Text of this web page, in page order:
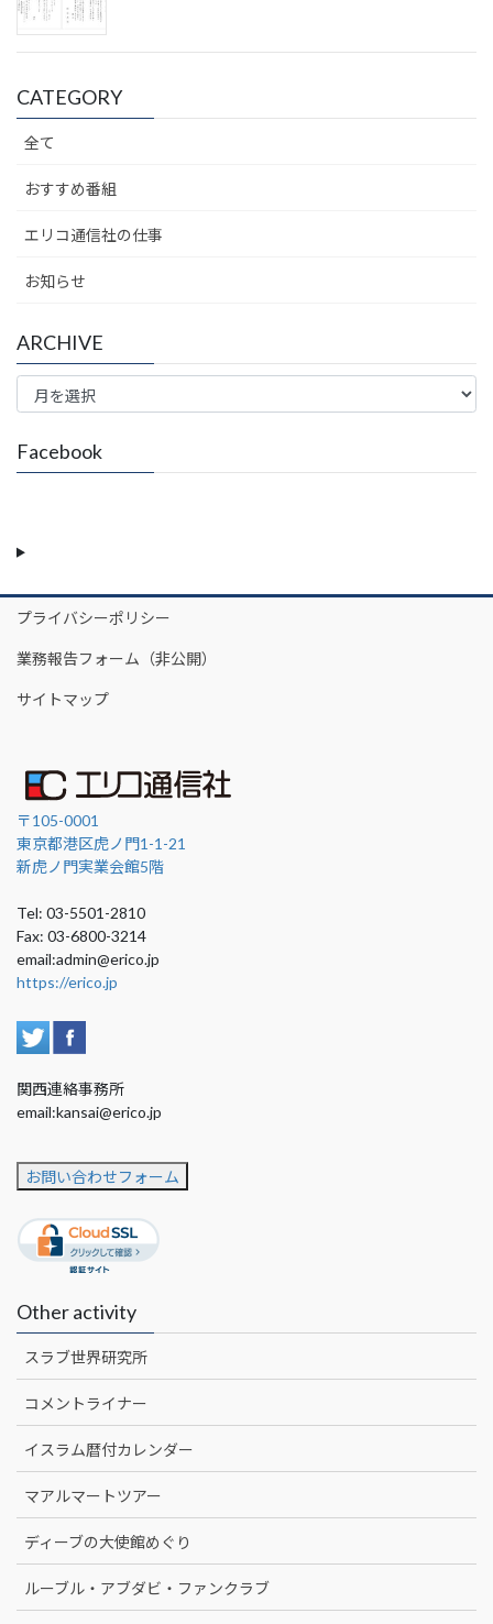
CATEGORY
全て
おすすめ番組
エリコ通信社の仕事
お知らせ
ARCHIVE
ARCHIVE
Facebook
プライバシーポリシー
業務報告フォーム（非公開）
サイトマップ
〒105-0001
東京都港区虎ノ門1-1-21
新虎ノ門実業会館5階
Tel: 03-5501-2810
Fax: 03-6800-3214
email:admin@erico.jp
https://erico.jp
関西連絡事務所
email:kansai@erico.jp
お問い合わせフォーム
Other activity
スラブ世界研究所
コメントライナー
イスラム暦付カレンダー
マアルマートツアー
ディーブの大使館めぐり
ルーブル・アブダビ・ファンクラブ